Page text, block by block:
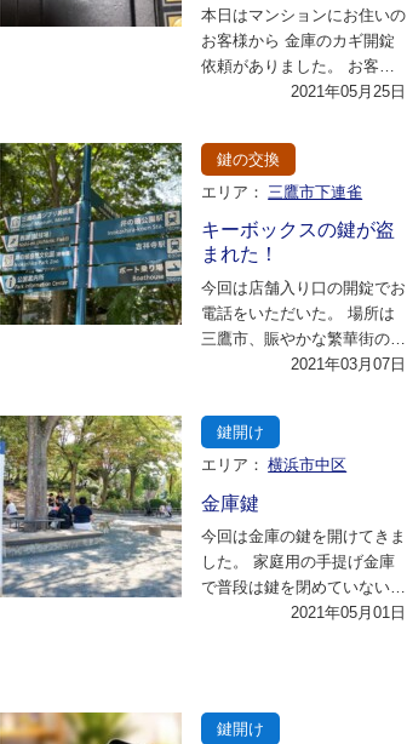
本日はマンションにお住いの
お客様から 金庫のカギ開錠
依頼がありました。 お客様
に詳細についてお伺いさせて
2021年05月25日
鍵の交換
エリア： 三鷹市下連雀
キーボックスの鍵が盗
まれた！
今回は店舗入り口の開錠でお
電話をいただいた。 場所は
三鷹市、賑やかな繁華街の中
心での開錠作業となった。
2021年03月07日
鍵開け
エリア： 横浜市中区
金庫鍵
今回は金庫の鍵を開けてきま
した。 家庭用の手提げ金庫
で普段は鍵を閉めていないが
不意にダイヤルが回ってしま
2021年05月01日
鍵開け